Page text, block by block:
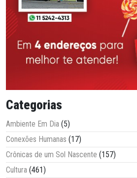
Categorias
Ambiente Em Dia (5)
Conexões Humanas (17)
Crônicas de um Sol Nascente (157)
Cultura (461)